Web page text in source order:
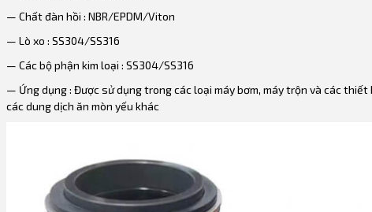
— Chất đàn hồi : NBR/EPDM/Viton
— Lò xo : ​​SS304/SS316
— Các bộ phận kim loại : SS304/SS316
— Ứng dụng : Được sử dụng trong các loại máy bơm, máy trộn và các
các dung dịch ăn mòn yếu khác